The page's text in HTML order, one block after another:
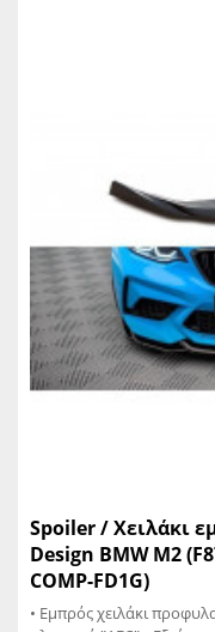
Spoiler / Χειλάκι
Design BMW M2
COMP-FD1G)
• Εμπρός χειλάκι